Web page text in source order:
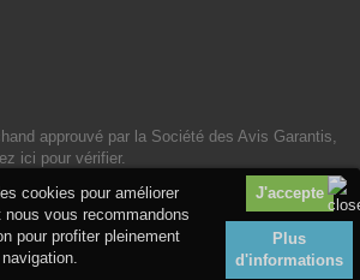
cookies pour améliorer
nous vous recommandons
pour profiter pleinement
Plus
d'informations
approuvé par la Société des Avis Garantis,
ici pour vérifier.